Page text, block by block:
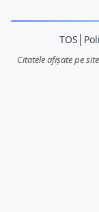
TOS
Citatele afișate pe